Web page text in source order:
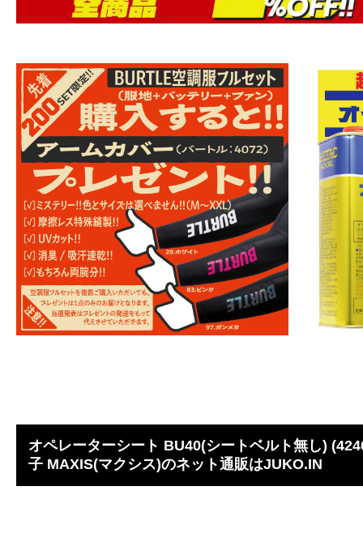
オペレーターシート BU40(シートベルト無し)
子 MAXIS(マクシス)のネット通販はJUKO.IN